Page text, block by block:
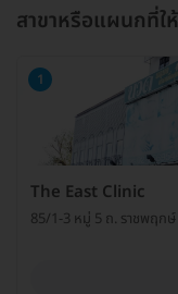
สาขาหรือแผนกที่ใ
1
The East Clinic
85/1-3 หมู่ 5 ถ. ราชพฤก